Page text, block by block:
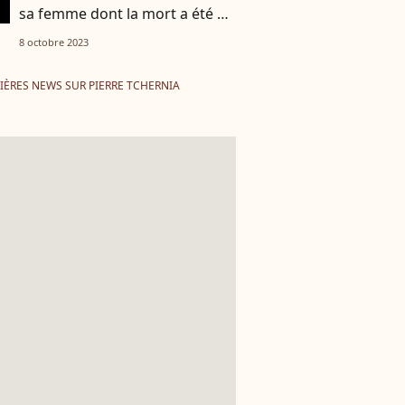
sa femme dont la mort a été un
drame
8 octobre 2023
NEWS SUR PIERRE TCHERNIA